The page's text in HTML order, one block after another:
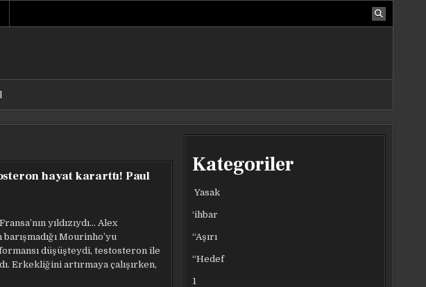
hayat kararttı! Paul
yıldızıydı… Alex
barışmadığı Mourinho’yu
düşüşteydi, testosteron ile
Erkekliğini artırmaya çalışırken,
Kategoriler
Yasak
‘ihbar
“Aşırı
“Hedef
1